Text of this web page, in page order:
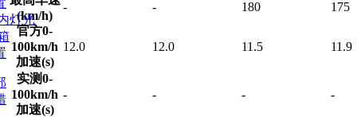
(km/h)
- - 180
175
官方0-
100km/h
加速(s)
12.0 12.0 11.5 11.9
实测0-
100km/h
加速(s)
- - - -
灯光